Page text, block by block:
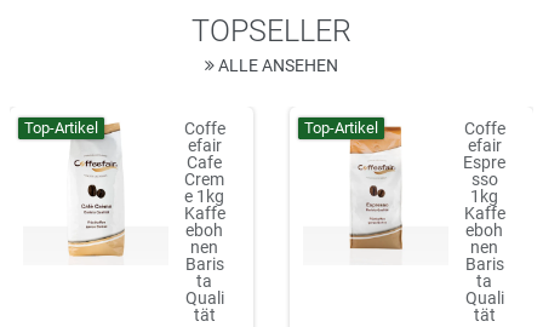
TOPSELLER
ALLE ANSEHEN
Top-Artikel
Coffe
efair
Cafe
Crem
e 1kg
Kaffe
eboh
nen
Baris
ta
Quali
tät
Top-Artikel
Coffe
efair
Espre
sso
1kg
Kaffe
eboh
nen
Baris
ta
Quali
tät